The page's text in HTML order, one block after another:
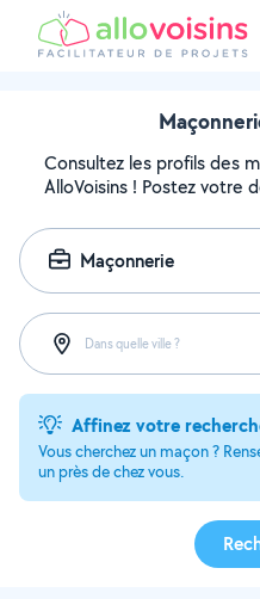
Consultez les profils des
AlloVoisins ! Postez votre
Maçonnerie
Dans quelle ville ?
Affinez votre
Vous cherchez un maçon ?
un près de chez vous.